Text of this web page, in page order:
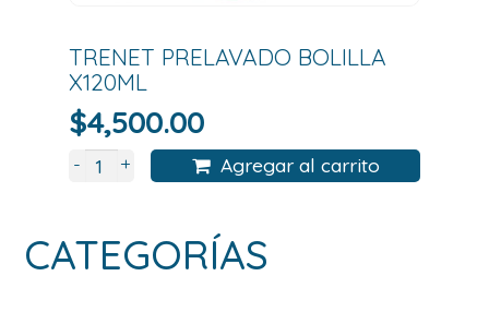
TRENET PRELAVADO BOLILLA
X120ML
$4,500.00
- + Agregar al carrito
CATEGORÍAS